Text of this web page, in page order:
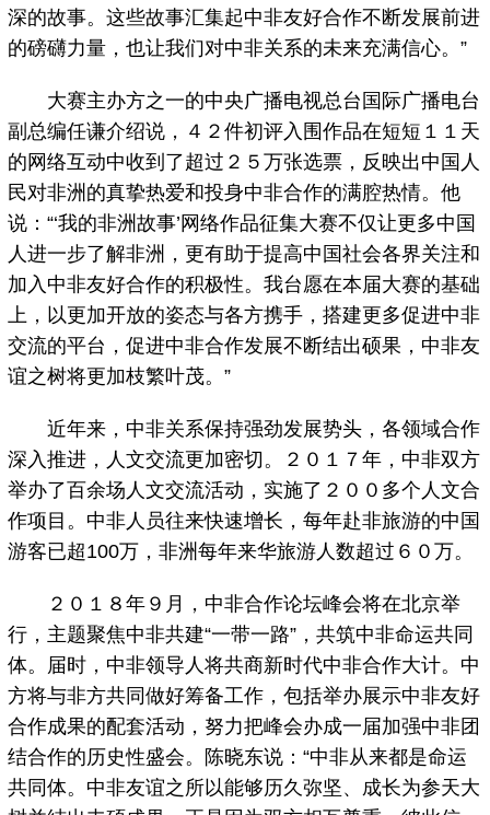
深的故事。这些故事汇集起中非友好合作不断发展前进
的磅礴力量，也让我们对中非关系的未来充满信心。”
大赛主办方之一的中央广播电视总台国际广播电台
副总编任谦介绍说，４２件初评入围作品在短短１１天
的网络互动中收到了超过２５万张选票，反映出中国人
民对非洲的真挚热爱和投身中非合作的满腔热情。他
说：“‘我的非洲故事’网络作品征集大赛不仅让更多中国
人进一步了解非洲，更有助于提高中国社会各界关注和
加入中非友好合作的积极性。我台愿在本届大赛的基础
上，以更加开放的姿态与各方携手，搭建更多促进中非
交流的平台，促进中非合作发展不断结出硕果，中非友
谊之树将更加枝繁叶茂。”
近年来，中非关系保持强劲发展势头，各领域合作
深入推进，人文交流更加密切。２０１７年，中非双方
举办了百余场人文交流活动，实施了２００多个人文合
作项目。中非人员往来快速增长，每年赴非旅游的中国
游客已超100万，非洲每年来华旅游人数超过６０万。
２０１８年９月，中非合作论坛峰会将在北京举
行，主题聚焦中非共建“一带一路”，共筑中非命运共同
体。届时，中非领导人将共商新时代中非合作大计。中
方将与非方共同做好筹备工作，包括举办展示中非友好
合作成果的配套活动，努力把峰会办成一届加强中非团
结合作的历史性盛会。陈晓东说：“中非从来都是命运
共同体。中非友谊之所以能够历久弥坚、成长为参天大